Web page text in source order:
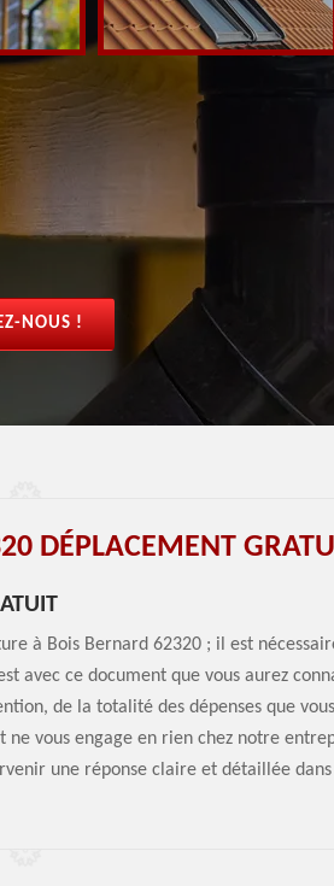
NOUS !
DÉPLACEMENT
à Bois Bernard 62320 ; il est
avec ce document que vous aurez
de la totalité des dépenses que
vous engage en rien chez notre
une réponse claire et détaillée